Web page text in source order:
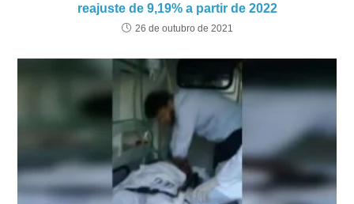
reajuste de 9,19% a partir de 2022
26 de outubro de 2021